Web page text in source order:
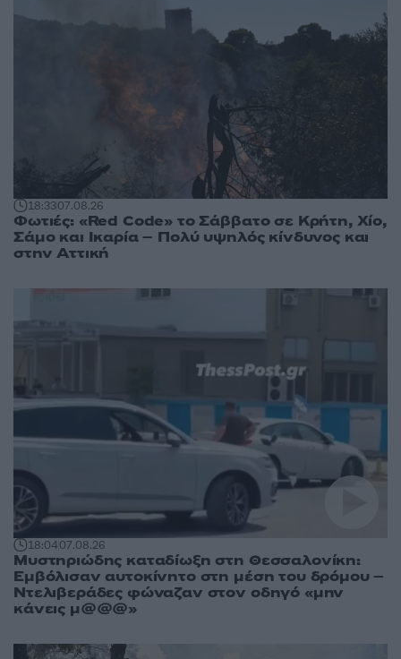
18:3307.08.26
Φωτιές: «Red Code» το Σάββατο σε Κρήτη, Χίο,
Σάμο και Ικαρία – Πολύ υψηλός κίνδυνος και
στην Αττική
18:0407.08.26
Μυστηριώδης καταδίωξη στη Θεσσαλονίκη:
Εμβόλισαν αυτοκίνητο στη μέση του δρόμου –
Ντελιβεράδες φώναζαν στον οδηγό «μην
κάνεις μ@@@»